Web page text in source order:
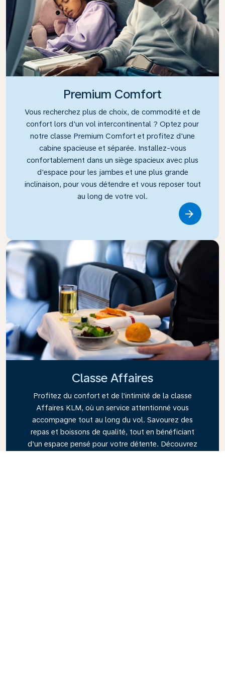
Premium Comfort
Vous recherchez plus de choix, de commodité et de
confort lors d'un vol intercontinental ? Optez pour
notre classe Premium Comfort et profitez d'une
cabine spacieuse et séparée. Installez-vous
confortablement dans un siège spacieux avec plus
d'espace pour les jambes et une plus grande
inclinaison, pour vous détendre et vous reposer tout
au long de votre vol.
Classe Affaires
Profitez du confort et de l’intimité de la classe
Affaires KLM, où un service attentionné vous
accompagne tout au long du vol. Savourez des
repas et boissons de qualité, tout en bénéficiant
d’un espace pensé pour votre détente. Découvrez